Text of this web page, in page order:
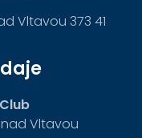
Vltavou 373 41
nad Vltavou